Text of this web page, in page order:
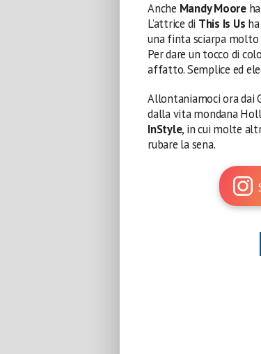
Anche Mandy Moore
L’attrice di This Is Us
una finta sciarpa molto
Per dare un tocco di
affatto. Semplice ed
Allontaniamoci ora dai
dalla vita mondana
InStyle, in cui molte
rubare la sena.